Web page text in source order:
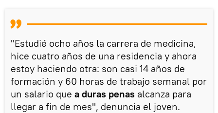
"Estudié ocho años la carrera de medicina,
hice cuatro años de una residencia y ahora
estoy haciendo otra: son casi 14 años de
formación y 60 horas de trabajo semanal por
un salario que a duras penas alcanza para
llegar a fin de mes", denuncia el joven.